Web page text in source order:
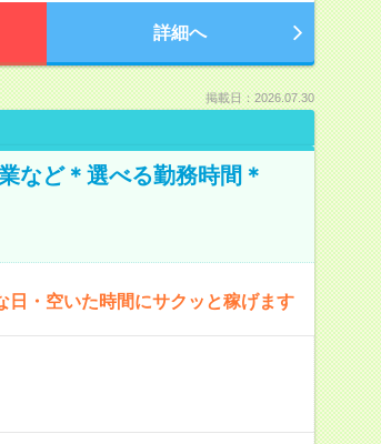
詳細へ
掲載日：2026.07.30
など＊選べる勤務時間＊
日・空いた時間にサクッと稼げます